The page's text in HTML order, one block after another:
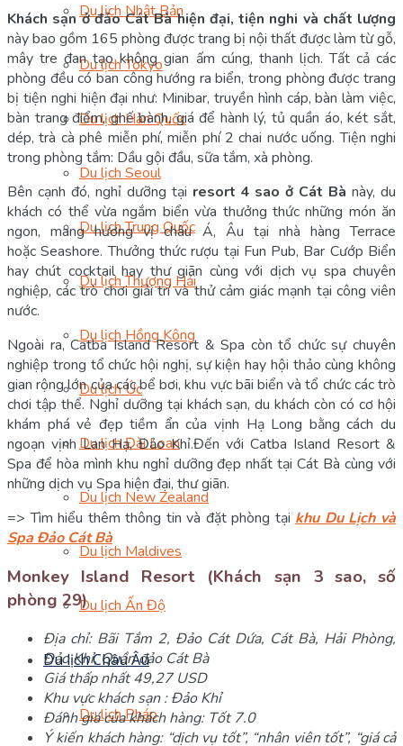
Du lịch Nhật Bản
Du lịch Tokyo
Du lịch Hàn Quốc
Du lịch Seoul
Du lịch Trung Quốc
Du lịch Thượng Hải
Du lịch Hồng Kông
Du lịch Úc
Du lịch Đài Loan
Du lịch New Zealand
Du lịch Maldives
Du lịch Ấn Độ
Du lịch Châu Âu
Du lịch Pháp
Khách sạn ở đảo Cát Bà hiện đại, tiện nghi và chất lượng
này bao gồm 165 phòng được trang bị nội thất được làm từ gỗ,
mây tre đan tạo không gian ấm cúng, thanh lịch. Tất cả các
phòng đều có ban công hướng ra biển, trong phòng được trang
bị tiện nghi hiện đại như: Minibar, truyền hình cáp, bàn làm việc,
bàn trang điểm, ghế bành, giá để hành lý, tủ quần áo, két sắt,
dép, trà cà phê miễn phí, miễn phí 2 chai nước uống. Tiện nghi
trong phòng tắm: Dầu gội đầu, sữa tắm, xà phòng.
Bên cạnh đó, nghỉ dưỡng tại resort 4 sao ở Cát Bà này, du
khách có thể vừa ngắm biển vừa thưởng thức những món ăn
ngon, mang hương vị châu Á, Âu tại nhà hàng Terrace
hoặc Seashore. Thưởng thức rượu tại Fun Pub, Bar Cướp Biển
hay chút cocktail hay thư giãn cùng với dịch vụ spa chuyên
nghiệp, các trò chơi giải trí và thử cảm giác mạnh tại công viên
nước.
Ngoài ra, Catba Island Resort & Spa còn tổ chức sự chuyên
nghiệp trong tổ chức hội nghị, sự kiện hay hội thảo cùng không
gian rộng lớn của các bể bơi, khu vực bãi biển và tổ chức các trò
chơi tập thể. Nghỉ dưỡng tại khách sạn, du khách còn có cơ hội
khám phá vẻ đẹp tiềm ẩn của vịnh Hạ Long bằng cách du
ngoạn vịnh Lan Hạ, Đảo Khỉ.Đến với Catba Island Resort &
Spa để hòa mình khu nghỉ dưỡng đẹp nhất tại Cát Bà cùng với
những dịch vụ Spa hiện đại, thư giãn.
=> Tìm hiểu thêm thông tin và đặt phòng tạikhu Du Lịch và
Spa Đảo Cát Bà
Monkey Island Resort (Khách sạn 3 sao, số
phòng 29)
Địa chỉ: Bãi Tắm 2, Đảo Cát Dứa, Cát Bà, Hải Phòng,
Đảo Khỉ, Quần đảo Cát Bà
Giá thấp nhất 49,27 USD
Khu vực khách sạn : Đảo Khỉ
Đánh giá của khách hàng: Tốt 7.0
Ý kiến khách hàng: “dịch vụ tốt”, “nhân viên tốt”, “giá cả